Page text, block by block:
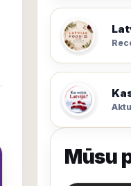
Mūsu